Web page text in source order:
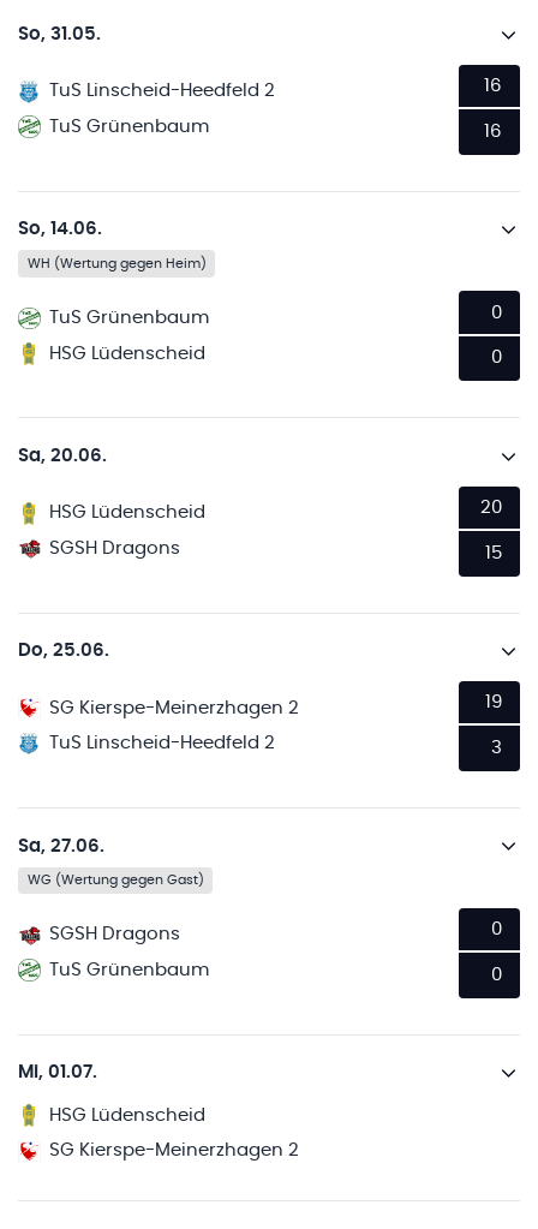
So, 31.05.
TuS Linscheid-Heedfeld 2
TuS Grünenbaum
16
16
So, 14.06.
WH (Wertung gegen Heim)
TuS Grünenbaum
HSG Lüdenscheid
0
0
Sa, 20.06.
HSG Lüdenscheid
SGSH Dragons
20
15
Do, 25.06.
SG Kierspe-Meinerzhagen 2
TuS Linscheid-Heedfeld 2
19
3
Sa, 27.06.
WG (Wertung gegen Gast)
SGSH Dragons
TuS Grünenbaum
0
0
Mi, 01.07.
HSG Lüdenscheid
SG Kierspe-Meinerzhagen 2